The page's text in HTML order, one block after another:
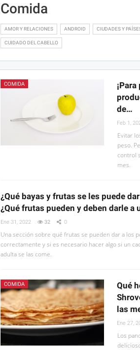
Comida
AMOR Y RELACIONES ANDROID CIUDADES Y
CUIDADO DEL CABELLO
COMIDA
de…
Feb 1,
Evitar
peso.
control
mes.
¿Qué bayas y frutas se les puede
¿Qué frutas pueden y deben darle a
Ene 31, 2022 32 0
Una sección sobre qué frutas se pueden dar a los
correctamente y si es necesario hacer algo si un
adulta se las come.
COMIDA
Qué
las
Ene 27,
Los